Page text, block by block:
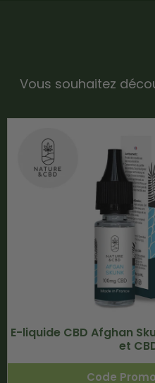
Vous souhaitez
E-liquide CBD Afghan
et
Code